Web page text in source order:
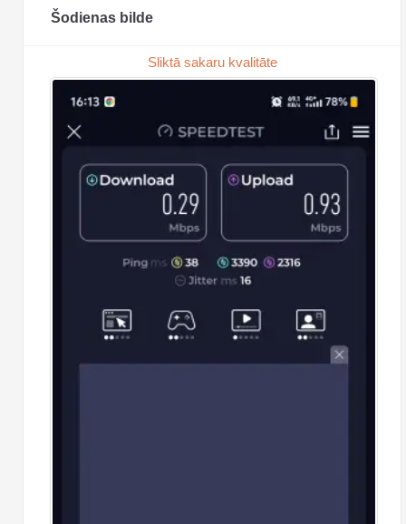
Šodienas bilde
Sliktā sakaru kvalitāte